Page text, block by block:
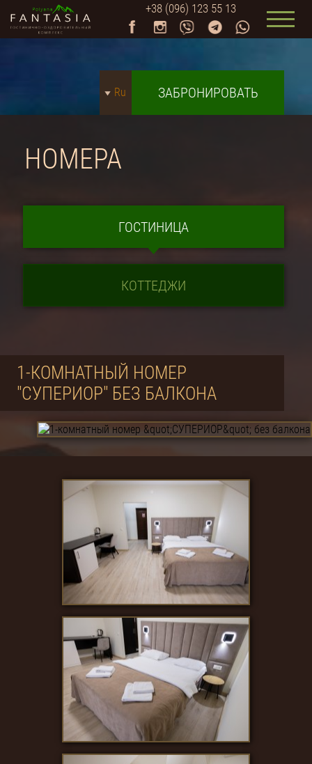
+38 (096) 123 55 13
Ru ЗАБРОНИРОВАТЬ
НОМЕРА
ГОСТИНИЦА
КОТТЕДЖИ
1-КОМНАТНЫЙ НОМЕР
"СУПЕРИОР" БЕЗ БАЛКОНА